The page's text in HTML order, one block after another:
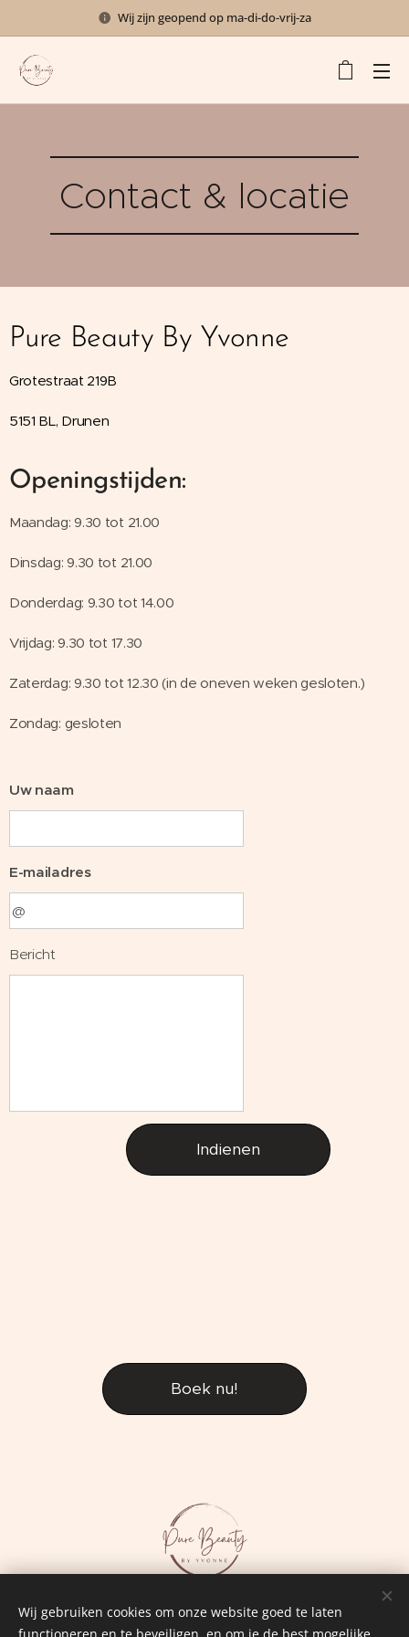
Wij zijn geopend op ma-di-do-vrij-za
Contact & locatie
Pure Beauty By Yvonne
Grotestraat 219B
5151 BL, Drunen
Openingstijden:
Maandag: 9.30 tot 21.00
Dinsdag: 9.30 tot 21.00
Donderdag: 9.30 tot 14.00
Vrijdag: 9.30 tot 17.30
Zaterdag: 9.30 tot 12.30 (in de oneven weken gesloten.)
Zondag: gesloten
Uw naam
E-mailadres
Bericht
Indienen
Boek nu!
Wij gebruiken cookies om onze website goed te laten